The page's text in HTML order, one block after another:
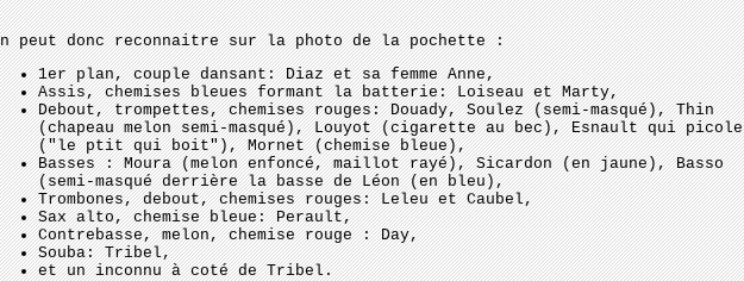
peut donc reconnaitre sur la photo de la pochette :
1er plan, couple dansant: Diaz et sa femme Anne,
Assis, chemises bleues formant la batterie: Loiseau et Marty,
Debout, trompettes, chemises rouges: Douady, Soulez (semi-masqué), Thin
(chapeau melon semi-masqué), Louyot (cigarette au bec), Esnault qui picole
("le ptit qui boit"), Mornet (chemise bleue),
Basses : Moura (melon enfoncé, maillot rayé), Sicardon (en jaune), Basso
(semi-masqué derrière la basse de Léon (en bleu),
Trombones, debout, chemises rouges: Leleu et Caubel,
Sax alto, chemise bleue: Perault,
Contrebasse, melon, chemise rouge : Day,
Souba: Tribel,
et un inconnu à coté de Tribel.